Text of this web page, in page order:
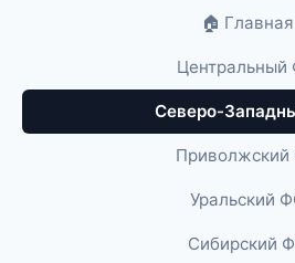
🏠 Главная
Северо-
Уральский
Сибирский